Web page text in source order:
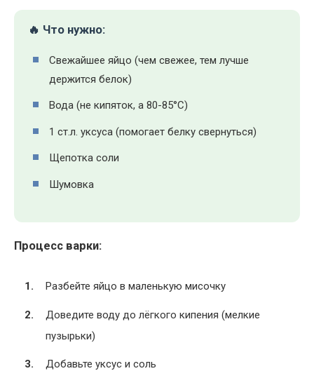
🔥 Что нужно:
Свежайшее яйцо (чем свежее, тем лучше
держится белок)
Вода (не кипяток, а 80-85°C)
1 ст.л. уксуса (помогает белку свернуться)
Щепотка соли
Шумовка
Процесс варки:
Разбейте яйцо в маленькую мисочку
Доведите воду до лёгкого кипения (мелкие
пузырьки)
Добавьте уксус и соль